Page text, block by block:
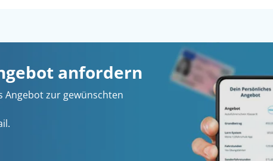
anfordern
Angebot zur gewünschten